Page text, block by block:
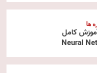
ها
کامل